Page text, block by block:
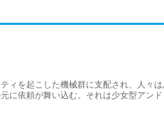
ィを起こした機械群に支配され、人々
に依頼が舞い込む。それは少女型アン